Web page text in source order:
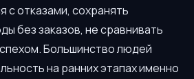
с отказами, сохранять
без заказов, не сравнивать
Большинство людей
на ранних этапах именно